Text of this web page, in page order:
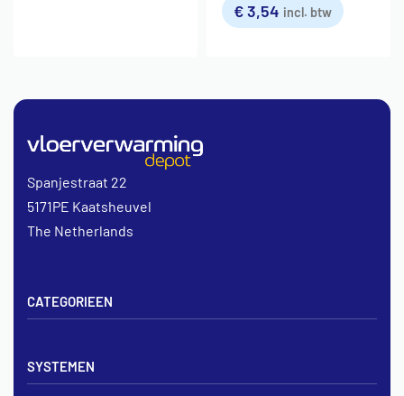
€3,54 incl. btw
CATEGORIEEN
Verdelers
SYSTEMEN
Spanjestraat 22
5171PE Kaatsheuvel
The Netherlands